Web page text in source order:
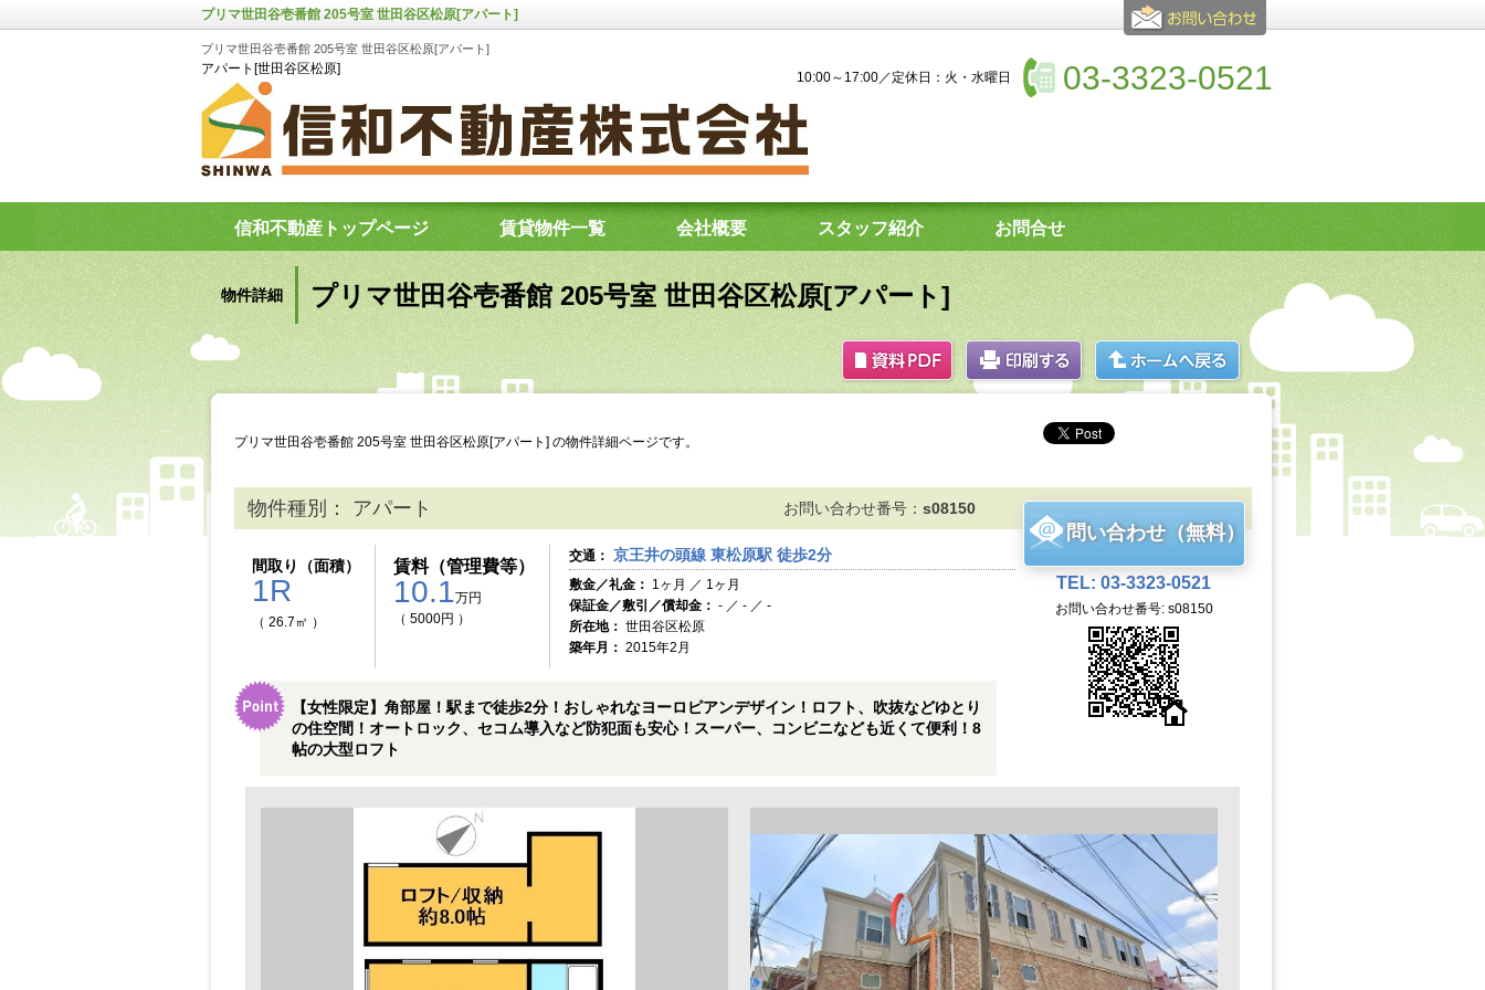
プリマ世田谷壱番館 205号室 世田谷区松原[アパート]
プリマ世田谷壱番館 205号室 世田谷区松原[アパート]
アパート[世田谷区松原] 03-3323-0521
10:00～17:00／定休日：火・水曜日
信和不動産トップページ 賃貸物件一覧 会社概要 スタッフ紹介 お問合せ
物件詳細 プリマ世田谷壱番館 205号室 世田谷区松原[アパート]
プリマ世田谷壱番館 205号室 世田谷区松原[アパート] の物件詳細ページです。
物件種別： アパート お問い合わせ番号： s08150
間取り（面積）
1R
（ 26.7㎡ ）
賃料（管理費等）
10.1万円
（ 5000円 ）
交通： 京王井の頭線 東松原駅 徒歩2分
敷金／礼金： 1ヶ月 ／ 1ヶ月
保証金／敷引／償却金： - ／ - ／ -
所在地： 世田谷区松原
築年月： 2015年2月
【女性限定】角部屋！駅まで徒歩2分！おしゃれなヨーロピアンデザイン！ロフト、吹抜などゆとり
の住空間！オートロック、セコム導入など防犯面も安心！スーパー、コンビニなども近くて便利！8
帖の大型ロフト
問い合わせ（無料）
TEL: 03-3323-0521
お問い合わせ番号: s08150